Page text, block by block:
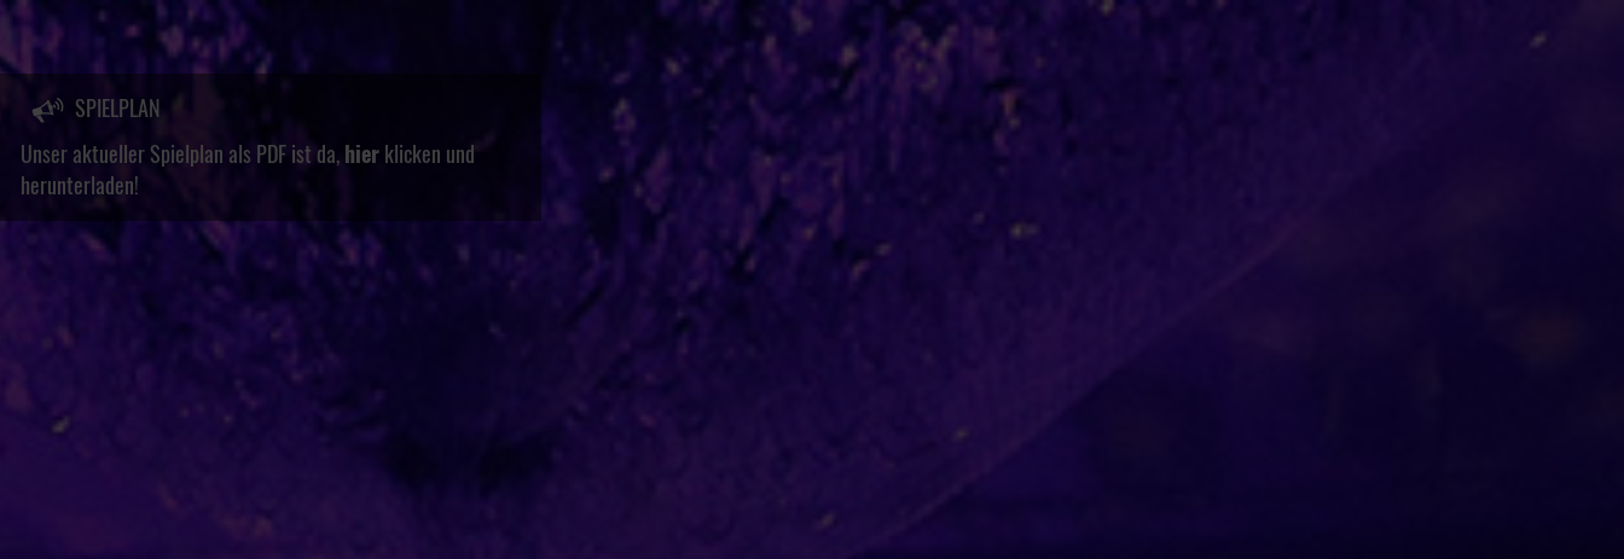
SPIELPLAN
Unser aktueller Spielplan als PDF ist da,hierklicken und
herunterladen!